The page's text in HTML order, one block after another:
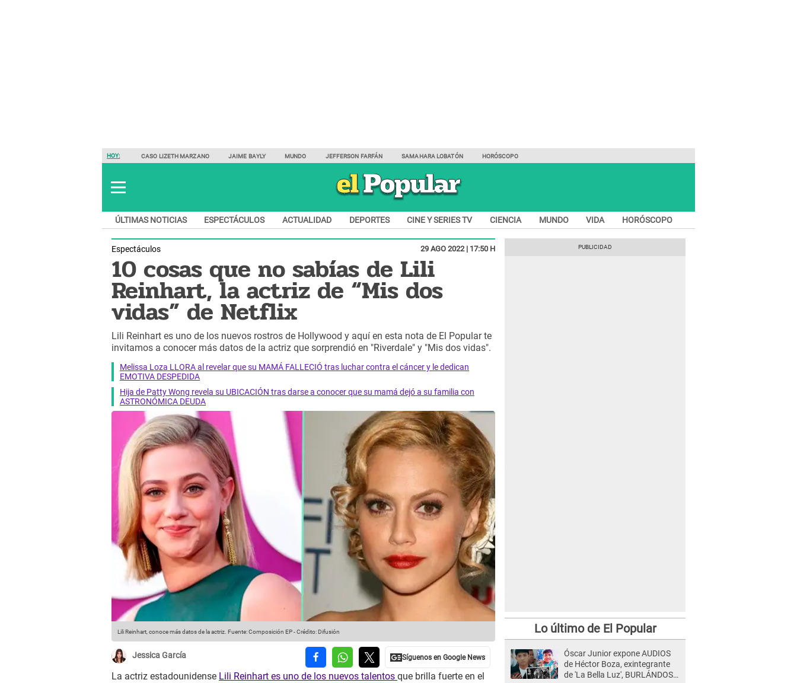
HOY: CASO LIZETH MARZANO JAIME BAYLY MUNDO JEFFERSON FARFÁN SAMAHARA LOBATÓN HORÓSCOPO
ÚLTIMAS NOTICIAS ESPECTÁCULOS ACTUALIDAD DEPORTES CINE Y SERIES TV CIENCIA MUNDO VIDA HORÓSCOPO
Espectáculos 29 AGO 2022 | 17:50 H
10 cosas que no sabías de Lili
Reinhart, la actriz de “Mis dos
vidas” de Netflix
Lili Reinhart es uno de los nuevos rostros de Hollywood y aquí en esta nota de El Popular te
invitamos a conocer más datos de la actriz que sorprendió en "Riverdale" y "Mis dos vidas".
Melissa Loza LLORA al revelar que su MAMÁ FALLECIÓ tras luchar contra el cáncer y le dedican
EMOTIVA DESPEDIDA
Hija de Patty Wong revela su UBICACIÓN tras darse a conocer que su mamá dejó a su familia con
ASTRONÓMICA DEUDA
Lili Reinhart, conoce más datos de la actriz. Fuente: Composición EP-Crédito: Difusión
Jessica García
La actriz estadounidense Lili Reinhart es uno de los nuevos talentos que brilla fuerte en el
Lo último de El Popular
Óscar Junior expone AUDIOS
de Héctor Boza, exintegrante
de 'La Bella Luz', BURLÁNDOSE